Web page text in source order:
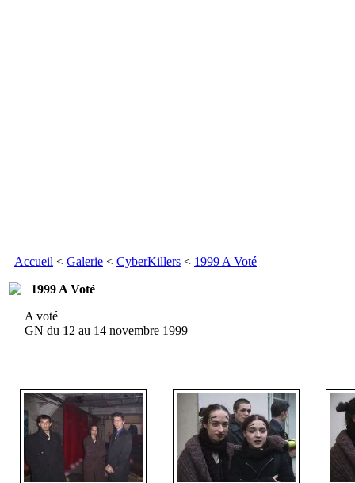
Accueil < Galerie < CyberKillers < 1999 A Voté
1999 A Voté
A voté
GN du 12 au 14 novembre 1999